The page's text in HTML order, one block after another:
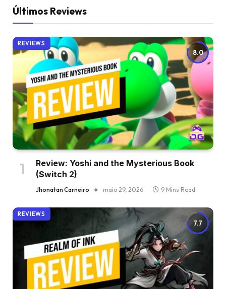
Últimos Reviews
8.0
REVIEWS
Review: Yoshi and the Mysterious Book
(Switch 2)
Jhonatan Carneiro maio 29, 2026 9 Mins Read
7.7
REVIEWS